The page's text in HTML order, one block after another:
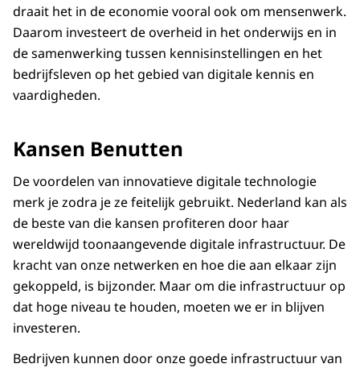
draait het in de economie vooral ook om mensenwerk.
Daarom investeert de overheid in het onderwijs en in
de samenwerking tussen kennisinstellingen en het
bedrijfsleven op het gebied van digitale kennis en
vaardigheden.
Kansen Benutten
De voordelen van innovatieve digitale technologie
merk je zodra je ze feitelijk gebruikt. Nederland kan als
de beste van die kansen profiteren door haar
wereldwijd toonaangevende digitale infrastructuur. De
kracht van onze netwerken en hoe die aan elkaar zijn
gekoppeld, is bijzonder. Maar om die infrastructuur op
dat hoge niveau te houden, moeten we er in blijven
investeren.
Bedrijven kunnen door onze goede infrastructuur van